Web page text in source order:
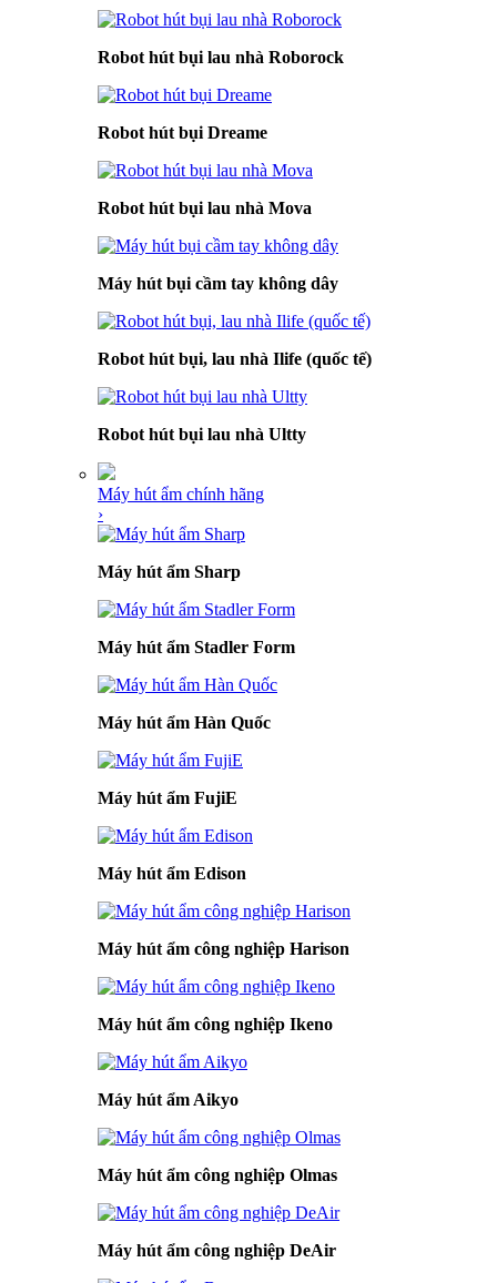
Robot hút bụi lau nhà Roborock
Robot hút bụi Dreame
Robot hút bụi lau nhà Mova
Máy hút bụi cầm tay không dây
Robot hút bụi, lau nhà Ilife (quốc tế)
Robot hút bụi lau nhà Ultty
Máy hút ẩm chính hãng
›
Máy hút ẩm Sharp
Máy hút ẩm Stadler Form
Máy hút ẩm Hàn Quốc
Máy hút ẩm FujiE
Máy hút ẩm Edison
Máy hút ẩm công nghiệp Harison
Máy hút ẩm công nghiệp Ikeno
Máy hút ẩm Aikyo
Máy hút ẩm công nghiệp Olmas
Máy hút ẩm công nghiệp DeAir